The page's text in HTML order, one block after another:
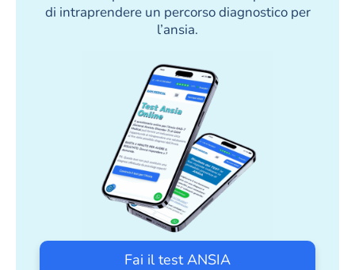
di intraprendere un percorso diagnostico per
l’ansia.
Fai il test ANSIA